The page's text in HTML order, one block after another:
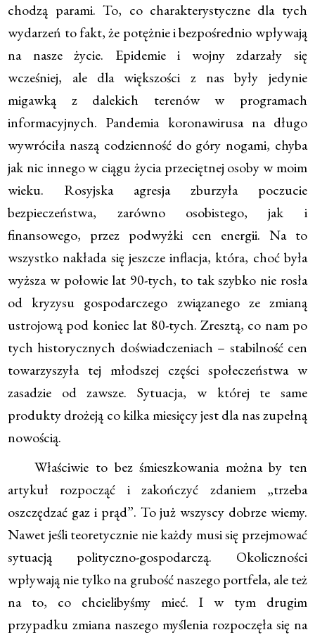
chodzą parami. To, co charakterystyczne dla tych
wydarzeń to fakt, że potężnie i bezpośrednio wpływają
na nasze życie. Epidemie i wojny zdarzały się
wcześniej, ale dla większości z nas były jedynie
migawką z dalekich terenów w programach
informacyjnych. Pandemia koronawirusa na długo
wywróciła naszą codzienność do góry nogami, chyba
jak nic innego w ciągu życia przeciętnej osoby w moim
wieku. Rosyjska agresja zburzyła poczucie
bezpieczeństwa, zarówno osobistego, jak i
finansowego, przez podwyżki cen energii. Na to
wszystko nakłada się jeszcze inflacja, która, choć była
wyższa w połowie lat 90-tych, to tak szybko nie rosła
od kryzysu gospodarczego związanego ze zmianą
ustrojową pod koniec lat 80-tych. Zresztą, co nam po
tych historycznych doświadczeniach – stabilność cen
towarzyszyła tej młodszej części społeczeństwa w
zasadzie od zawsze. Sytuacja, w której te same
produkty drożeją co kilka miesięcy jest dla nas zupełną
nowością.
Właściwie to bez śmieszkowania można by ten
artykuł rozpocząć i zakończyć zdaniem „trzeba
oszczędzać gaz i prąd”. To już wszyscy dobrze wiemy.
Nawet jeśli teoretycznie nie każdy musi się przejmować
sytuacją polityczno-gospodarczą. Okoliczności
wpływają nie tylko na grubość naszego portfela, ale też
na to, co chcielibyśmy mieć. I w tym drugim
przypadku zmiana naszego myślenia rozpoczęła się na